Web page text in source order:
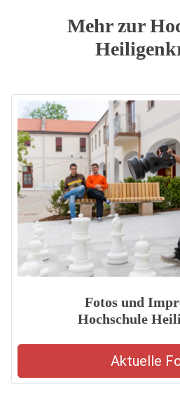
Mehr zur
Fotos und
Hochschule
Aktuelle